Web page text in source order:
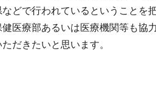
どで行われているということを
医療部あるいは医療機関等も協
だきたいと思います。